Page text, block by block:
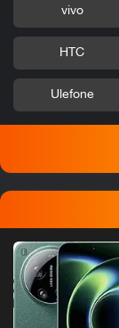
vivo
HTC
Ulefone